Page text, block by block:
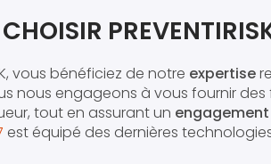
vous bénéficiez de notre expertise
nous engageons à vous fournir
tout en assurant un
est équipé des dernières